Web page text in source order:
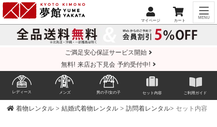
ご満足安心保証サービス開始
無料! 来店お下見会 予約受付中!
レディース メンズ 男の子/女の子 セット内容 ご利用ガイド
着物レンタル> 結婚式着物レンタル> 訪問着レンタル> セット内容